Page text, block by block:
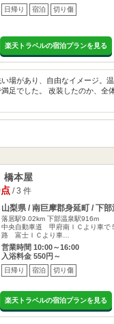
日帰り 宿泊 切り傷
楽天トラベルの宿泊プランを見る
い場があり、自由なイメージ。
足でした。 改装したのか、全
本屋
/ 3 件
山梨県 / 南巨摩郡身延町 / 下部
落居駅9.02km 下部温泉駅916m
中央自動車道 甲府南ＩＣより車で
路 富士ＩＣより車…
営業時間 10:00～16:00
入浴料金 550円～
日帰り 宿泊 切り傷
楽天トラベルの宿泊プランを見る